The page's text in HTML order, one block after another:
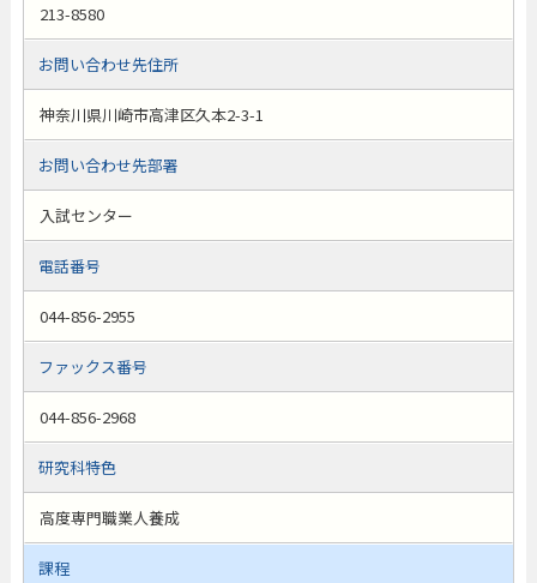
213-8580
お問い合わせ先住所
神奈川県川崎市高津区久本2-3-1
お問い合わせ先部署
入試センター
電話番号
044-856-2955
ファックス番号
044-856-2968
研究科特色
高度専門職業人養成
課程